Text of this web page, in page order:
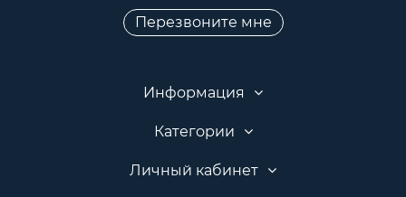
Перезвоните мне
Информация
Категории
Личный кабинет